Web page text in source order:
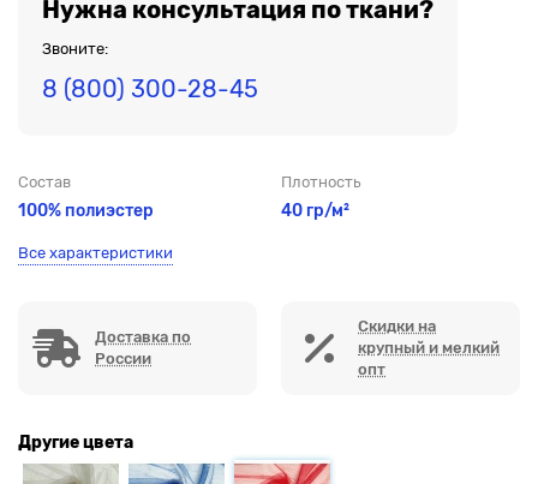
Нужна консультация по ткани?
Звоните:
8 (800) 300-28-45
Состав
100% полиэстер
Плотность
40 гр/м²
Все характеристики
Доставка по
России
Скидки на
крупный и мелкий
опт
Другие цвета